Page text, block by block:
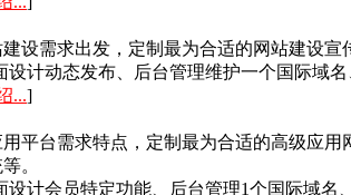
设需求出发，定制最为合适的网站建设
设计动态发布、后台管理维护一个国际域
...]
平台需求特点，定制最为合适的高级应
。
设计会员特定功能、后台管理1个国际域